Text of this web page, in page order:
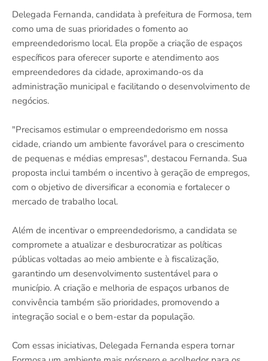
Delegada Fernanda, candidata à prefeitura de Formosa, tem
como uma de suas prioridades o fomento ao
empreendedorismo local. Ela propõe a criação de espaços
específicos para oferecer suporte e atendimento aos
empreendedores da cidade, aproximando-os da
administração municipal e facilitando o desenvolvimento de
negócios.
"Precisamos estimular o empreendedorismo em nossa
cidade, criando um ambiente favorável para o crescimento
de pequenas e médias empresas", destacou Fernanda. Sua
proposta inclui também o incentivo à geração de empregos,
com o objetivo de diversificar a economia e fortalecer o
mercado de trabalho local.
Além de incentivar o empreendedorismo, a candidata se
compromete a atualizar e desburocratizar as políticas
públicas voltadas ao meio ambiente e à fiscalização,
garantindo um desenvolvimento sustentável para o
município. A criação e melhoria de espaços urbanos de
convivência também são prioridades, promovendo a
integração social e o bem-estar da população.
Com essas iniciativas, Delegada Fernanda espera tornar